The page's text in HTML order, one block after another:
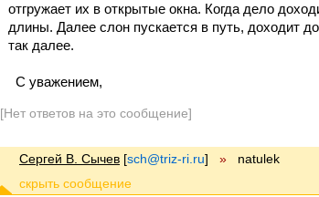
отгружает их в открытые окна. Когда дело
длины. Далее слон пускается в путь, доходит
так далее.
С уважением,
[Нет ответов на это сообщение]
Сергей В. Сычев [sch@triz-ri.ru] » natulek